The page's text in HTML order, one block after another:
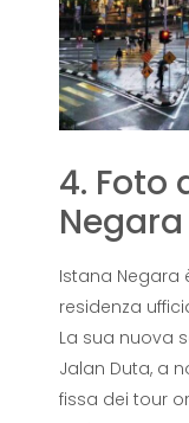
4. Foto
Negara
Istana Negara
residenza
La sua nuova
Jalan Duta, a
fissa dei tour